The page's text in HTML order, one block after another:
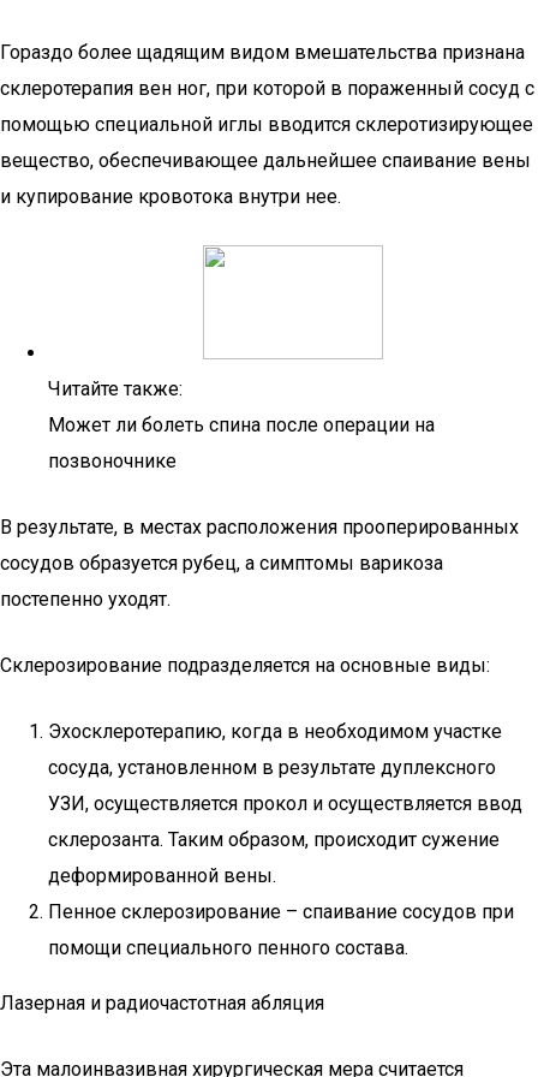
Гораздо более щадящим видом вмешательства признана
склеротерапия вен ног, при которой в пораженный сосуд с
помощью специальной иглы вводится склеротизирующее
вещество, обеспечивающее дальнейшее спаивание вены
и купирование кровотока внутри нее.
Читайте также:
Может ли болеть спина после операции на
позвоночнике
В результате, в местах расположения прооперированных
сосудов образуется рубец, а симптомы варикоза
постепенно уходят.
Склерозирование подразделяется на основные виды:
Эхосклеротерапию, когда в необходимом участке
сосуда, установленном в результате дуплексного
УЗИ, осуществляется прокол и осуществляется ввод
склерозанта. Таким образом, происходит сужение
деформированной вены.
Пенное склерозирование – спаивание сосудов при
помощи специального пенного состава.
Лазерная и радиочастотная абляция
Эта малоинвазивная хирургическая мера считается